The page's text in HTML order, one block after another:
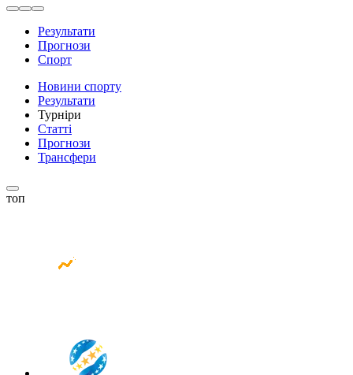
Результати
Прогнози
Спорт
Новини спорту
Результати
Турніри
Статті
Прогнози
Трансфери
топ